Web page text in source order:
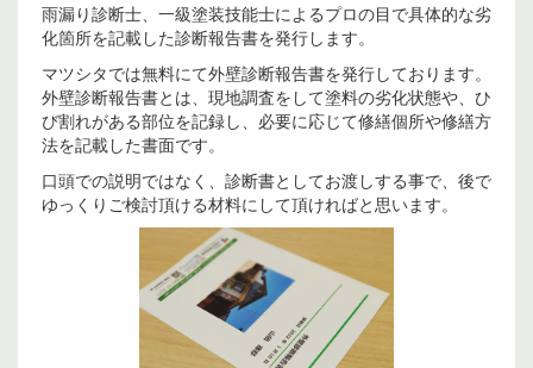
雨漏り診断士、一級塗装技能士によるプロの目で具体的な劣
化箇所を記載した診断報告書を発行します。
マツシタでは無料にて外壁診断報告書を発行しております。
外壁診断報告書とは、現地調査をして塗料の劣化状態や、ひ
び割れがある部位を記録し、必要に応じて修繕個所や修繕方
法を記載した書面です。
口頭での説明ではなく、診断書としてお渡しする事で、後で
ゆっくりご検討頂ける材料にして頂ければと思います。